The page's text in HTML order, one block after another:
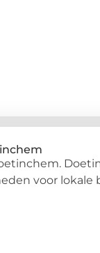
voor lokale